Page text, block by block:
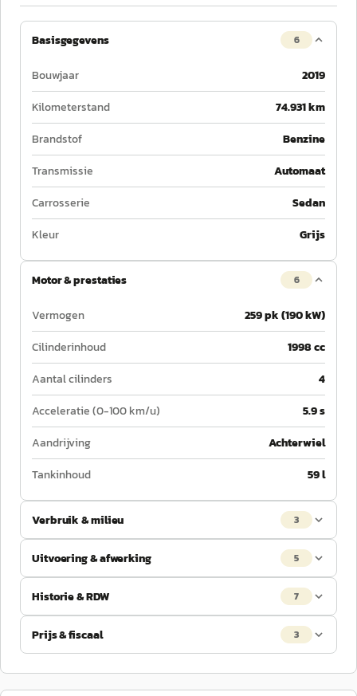
Basisgegevens 6
Bouwjaar
2019
Kilometerstand
74.931 km
Brandstof
Benzine
Transmissie
Automaat
Carrosserie
Sedan
Kleur
Grijs
Motor & prestaties 6
Vermogen
259 pk (190 kW)
Cilinderinhoud
1998 cc
Aantal cilinders
4
Acceleratie (0-100 km/u)
5.9 s
Aandrijving
Achterwiel
Tankinhoud
59 l
Verbruik & milieu 3
Uitvoering & afwerking 5
Historie & RDW 7
Prijs & fiscaal 3